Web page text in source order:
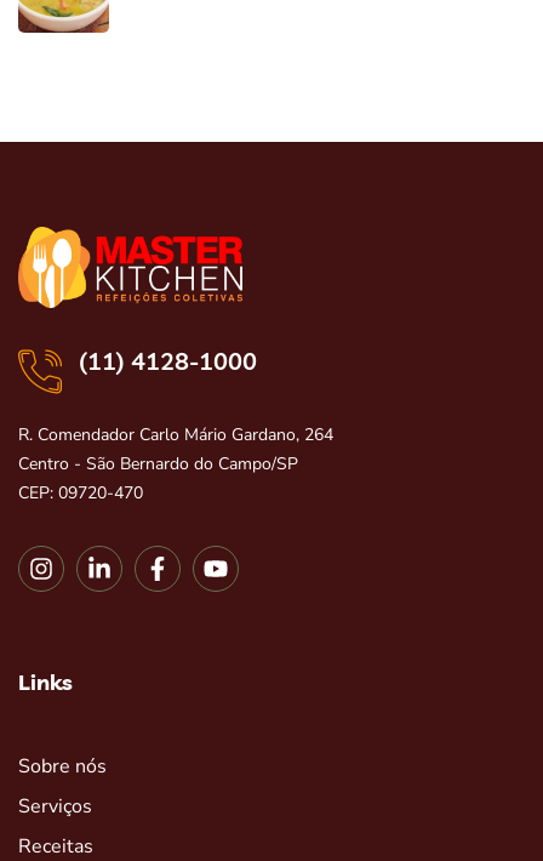
(11) 4128-1000
R. Comendador Carlo Mário Gardano, 264
Centro - São Bernardo do Campo/SP
CEP: 09720-470
Links
Sobre nós
Serviços
Receitas